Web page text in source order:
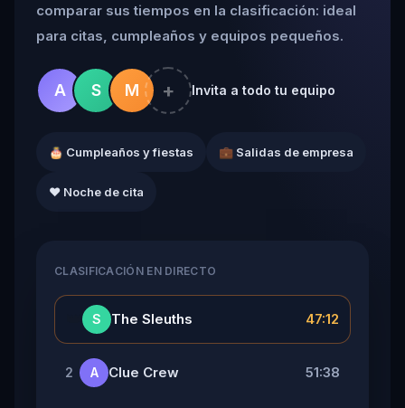
comparar sus tiempos en la clasificación: ideal
para citas, cumpleaños y equipos pequeños.
A S M + Invita a todo tu equipo
🎂 Cumpleaños y fiestas 💼 Salidas de empresa
❤️ Noche de cita
CLASIFICACIÓN EN DIRECTO
S The Sleuths 47:12
2 A Clue Crew 51:38